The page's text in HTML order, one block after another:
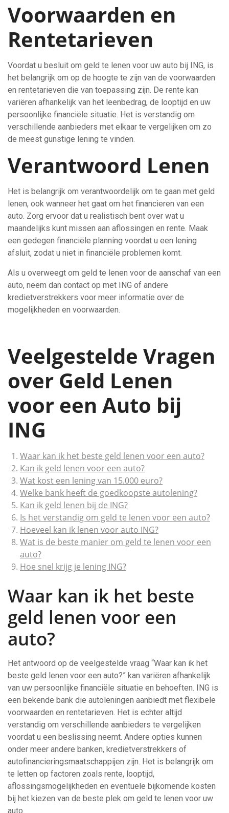
Voorwaarden en
Rentetarieven
Voordat u besluit om geld te lenen voor uw auto bij ING, is
het belangrijk om op de hoogte te zijn van de voorwaarden
en rentetarieven die van toepassing zijn. De rente kan
variëren afhankelijk van het leenbedrag, de looptijd en uw
persoonlijke financiële situatie. Het is verstandig om
verschillende aanbieders met elkaar te vergelijken om zo
de meest gunstige lening te vinden.
Verantwoord Lenen
Het is belangrijk om verantwoordelijk om te gaan met geld
lenen, ook wanneer het gaat om het financieren van een
auto. Zorg ervoor dat u realistisch bent over wat u
maandelijks kunt missen aan aflossingen en rente. Maak
een gedegen financiële planning voordat u een lening
afsluit, zodat u niet in financiële problemen komt.
Als u overweegt om geld te lenen voor de aanschaf van een
auto, neem dan contact op met ING of andere
kredietverstrekkers voor meer informatie over de
mogelijkheden en voorwaarden.
Veelgestelde Vragen
over Geld Lenen
voor een Auto bij
ING
Waar kan ik het beste geld lenen voor een auto?
Kan ik geld lenen voor een auto?
Wat kost een lening van 15.000 euro?
Welke bank heeft de goedkoopste autolening?
Kan ik geld lenen bij de ING?
Is het verstandig om geld te lenen voor een auto?
Hoeveel kan ik lenen voor auto ING?
Wat is de beste manier om geld te lenen voor een
auto?
Hoe snel krijg je lening ING?
Waar kan ik het beste
geld lenen voor een
auto?
Het antwoord op de veelgestelde vraag “Waar kan ik het
beste geld lenen voor een auto?” kan variëren afhankelijk
van uw persoonlijke financiële situatie en behoeften. ING is
een bekende bank die autoleningen aanbiedt met flexibele
voorwaarden en rentetarieven. Het is echter altijd
verstandig om verschillende aanbieders te vergelijken
voordat u een beslissing neemt. Andere opties kunnen
onder meer andere banken, kredietverstrekkers of
autofinancieringsmaatschappijen zijn. Het is belangrijk om
te letten op factoren zoals rente, looptijd,
aflossingsmogelijkheden en eventuele bijkomende kosten
bij het kiezen van de beste plek om geld te lenen voor uw
auto.